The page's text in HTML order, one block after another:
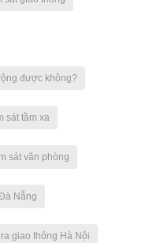
được không?
sát tầm xa
sát văn phòng
Nẵng
giao thông Hà Nội